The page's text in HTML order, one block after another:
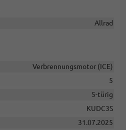
Allrad
Verbrennungsmotor (ICE)
5
5-türig
KUDC3S
31.07.2025